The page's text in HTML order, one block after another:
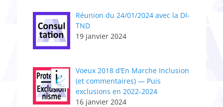
Réunion du 24/01/2024 avec la DI-
TND
19 janvier 2024
Voeux 2018 d’En Marche Inclusion
(et commentaires) — Puis
exclusions en 2022-2024
16 janvier 2024